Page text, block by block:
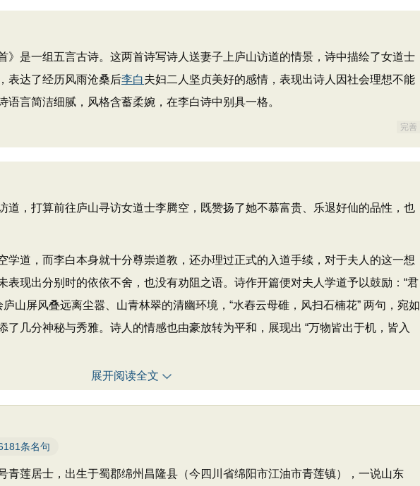
是一组五言古诗。这两首诗写诗人送妻子上庐山访道的情景，诗中描绘了女道士
表达了经历风雨沧桑后李白夫妇二人坚贞美好的感情，表现出诗人因社会理想不能
语言简洁细腻，风格含蓄柔婉，在李白诗中别具一格。
完善
，打算前往庐山寻访女道士李腾空，既赞扬了她不慕富贵、乐退好仙的品性，也
道，而李白本身就十分尊崇道教，还办理过正式的入道手续，对于夫人的这一想
表现出分别时的依依不舍，也没有劝阻之语。诗作开篇便对夫人学道予以鼓励：“君
山屏风叠远离尘嚣、山青林翠的清幽环境，“水舂云母碓，风扫石楠花” 两句，宛如
了几分神秘与秀雅。诗人的情感也由豪放转为平和，展现出 “万物皆出于机，皆入
展开阅读全文
条名句
青莲居士，出生于蜀郡绵州昌隆县（今四川省绵阳市江油市青莲镇），一说山东